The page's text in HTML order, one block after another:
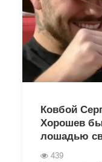
Ковбой
Хорошев
лошадью
439